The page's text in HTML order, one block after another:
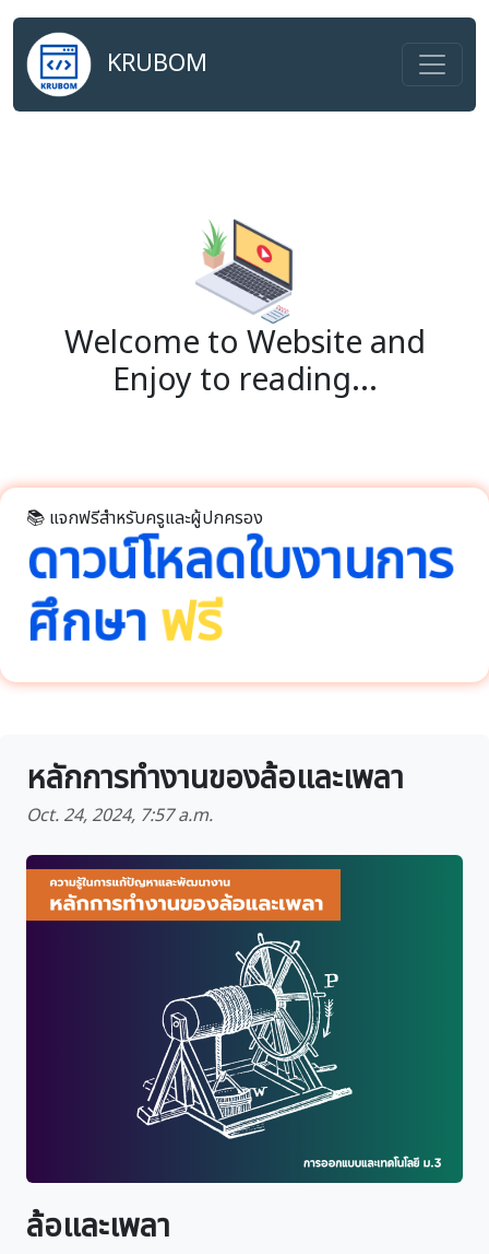
KRUBOM
Welcome to Website and
Enjoy to reading...
📚 แจกฟรีสำหรับครูและผู้ปกครอง
ดาวน์โหลดใบงานการ
ศึกษาฟรี
หลักการทำงานของล้อและเพลา
Oct. 24, 2024, 7:57 a.m.
ล้อและเพลา